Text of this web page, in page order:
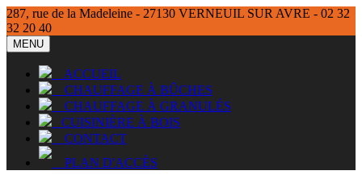
287, rue de la Madeleine - 27130 VERNEUIL SUR AVRE - 02 32
32 20 40
MENU
ACCUEIL
CHAUFFAGE À BÛCHES
CHAUFFAGE À GRANULÉS
CUISINIÈRE À BOIS
CONTACT
PLAN D'ACCÈS